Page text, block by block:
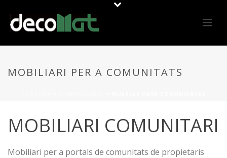
MOBILIARI PER A COMUNITATS
MOBILIARI COMUNITARI
Mobiliari per a portals de comunitats de propietaris